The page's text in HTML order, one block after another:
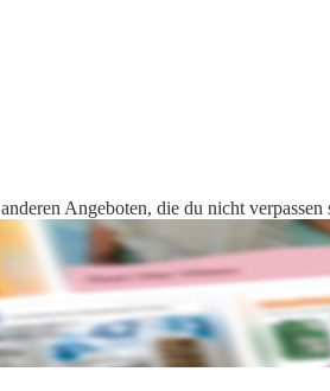
Angeboten, die du nicht verpassen